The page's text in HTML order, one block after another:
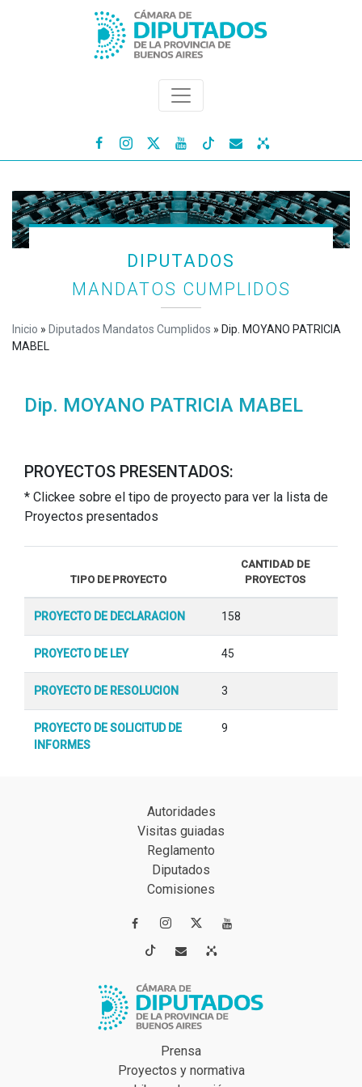
   
DIPUTADOS
MANDATOS CUMPLIDOS
Inicio » Diputados Mandatos Cumplidos » Dip. MOYANO PATRICIA
MABEL
Dip. MOYANO PATRICIA MABEL
PROYECTOS PRESENTADOS:
* Clickee sobre el tipo de proyecto para ver la lista de
Proyectos presentados
TIPO DE PROYECTO
CANTIDAD DE
PROYECTOS
PROYECTO DE DECLARACION 158
PROYECTO DE LEY 45
PROYECTO DE RESOLUCION 3
PROYECTO DE SOLICITUD DE
INFORMES
9
Autoridades
Visitas guiadas
Reglamento
Diputados
Comisiones
 
 
Prensa
Proyectos y normativa